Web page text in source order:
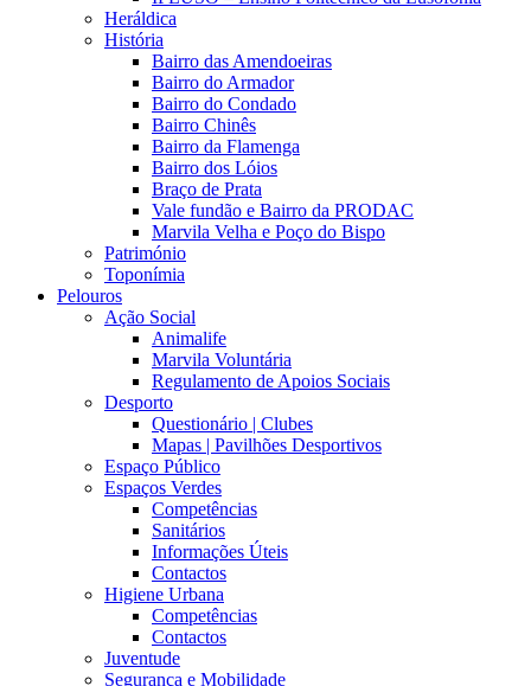
Heráldica
História
Bairro das Amendoeiras
Bairro do Armador
Bairro do Condado
Bairro Chinês
Bairro da Flamenga
Bairro dos Lóios
Braço de Prata
Vale fundão e Bairro da PRODAC
Marvila Velha e Poço do Bispo
Património
Toponímia
Pelouros
Ação Social
Animalife
Marvila Voluntária
Regulamento de Apoios Sociais
Desporto
Questionário | Clubes
Mapas | Pavilhões Desportivos
Espaço Público
Espaços Verdes
Competências
Sanitários
Informações Úteis
Contactos
Higiene Urbana
Competências
Contactos
Juventude
Segurança e Mobilidade